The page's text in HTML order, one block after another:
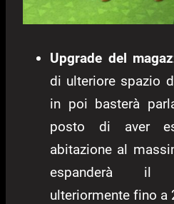
Upgrade del
di ulteriore spazio
in poi basterà
posto di aver
abitazione al
espanderà il
ulteriormente fino a